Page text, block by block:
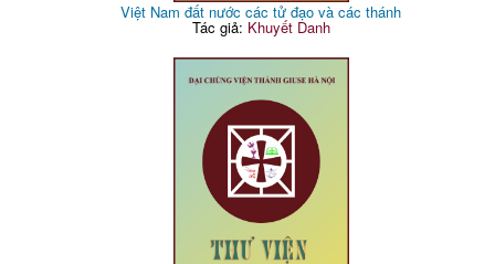
Việt Nam đất nước các tử đạo và các thánh
Tác giả: Khuyết Danh